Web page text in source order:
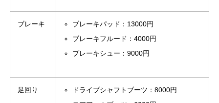
ブレーキ
ブレーキパッド：13000円
ブレーキフルード：4000円
ブレーキシュー：9000円
足回り
ドライブシャフトブーツ：8000円